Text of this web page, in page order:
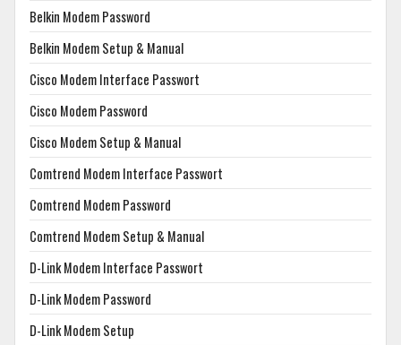
Belkin Modem Password
Belkin Modem Setup & Manual
Cisco Modem Interface Passwort
Cisco Modem Password
Cisco Modem Setup & Manual
Comtrend Modem Interface Passwort
Comtrend Modem Password
Comtrend Modem Setup & Manual
D-Link Modem Interface Passwort
D-Link Modem Password
D-Link Modem Setup